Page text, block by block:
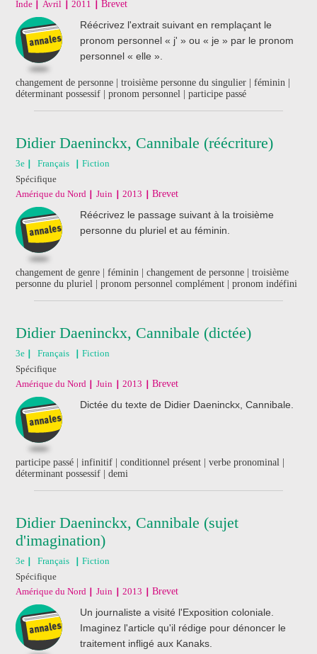
Inde Avril 2011 Brevet
Réécrivez l'extrait suivant en remplaçant le
pronom personnel « j' » ou « je » par le pronom
personnel « elle ».
changement de personne | troisième personne du singulier | féminin |
déterminant possessif | pronom personnel | participe passé
Didier Daeninckx, Cannibale (réécriture)
3e Français
Fiction
Spécifique
Amérique du Nord
Juin 2013 Brevet
Réécrivez le passage suivant à la troisième
personne du pluriel et au féminin.
changement de genre | féminin | changement de personne | troisième
personne du pluriel | pronom personnel complément | pronom indéfini
Didier Daeninckx, Cannibale (dictée)
3e Français
Fiction
Spécifique
Amérique du Nord
Juin 2013 Brevet
Dictée du texte de Didier Daeninckx, Cannibale.
participe passé | infinitif | conditionnel présent | verbe pronominal |
déterminant possessif | demi
Didier Daeninckx, Cannibale (sujet
d'imagination)
3e Français
Fiction
Spécifique
Amérique du Nord
Juin 2013 Brevet
Un journaliste a visité l'Exposition coloniale.
Imaginez l'article qu'il rédige pour dénoncer le
traitement infligé aux Kanaks.